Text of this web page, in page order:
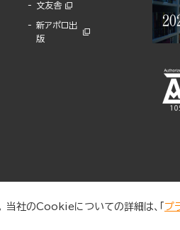
文友舎
新アポロ出
版
当社のCookieについての詳細は、「 プ